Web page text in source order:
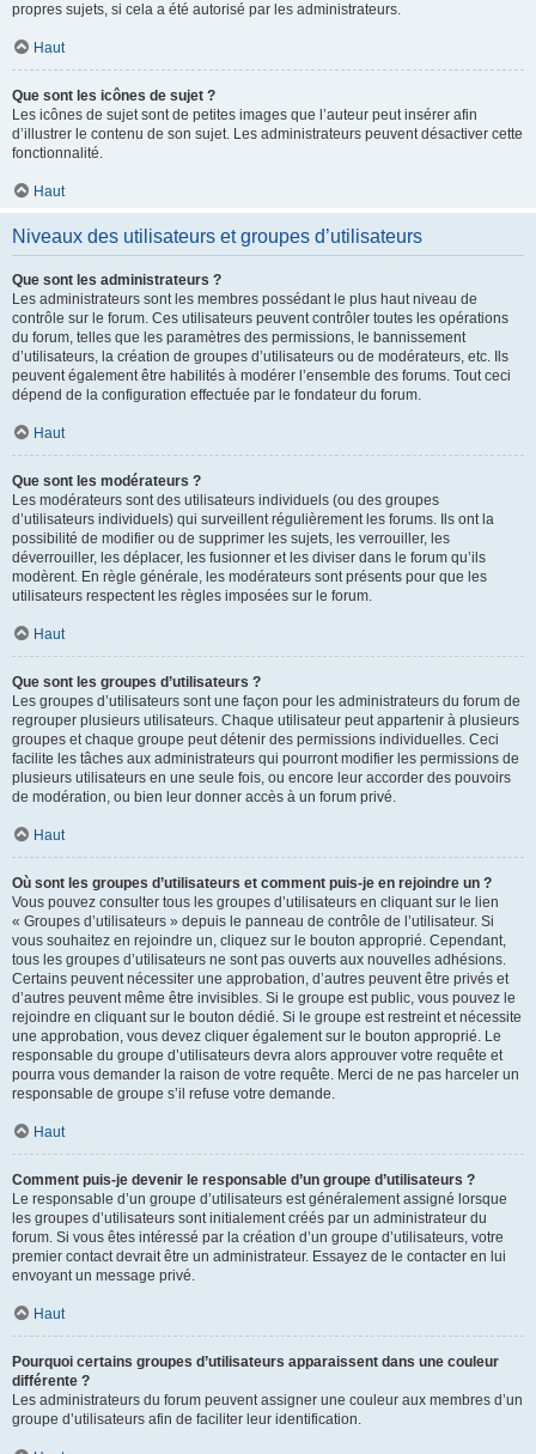
propres sujets, si cela a été autorisé par les administrateurs.
Haut
Que sont les icônes de sujet ?
Les icônes de sujet sont de petites images que l’auteur peut insérer afin
d’illustrer le contenu de son sujet. Les administrateurs peuvent désactiver cette
fonctionnalité.
Haut
Niveaux des utilisateurs et groupes d’utilisateurs
Que sont les administrateurs ?
Les administrateurs sont les membres possédant le plus haut niveau de
contrôle sur le forum. Ces utilisateurs peuvent contrôler toutes les opérations
du forum, telles que les paramètres des permissions, le bannissement
d’utilisateurs, la création de groupes d’utilisateurs ou de modérateurs, etc. Ils
peuvent également être habilités à modérer l’ensemble des forums. Tout ceci
dépend de la configuration effectuée par le fondateur du forum.
Haut
Que sont les modérateurs ?
Les modérateurs sont des utilisateurs individuels (ou des groupes
d’utilisateurs individuels) qui surveillent régulièrement les forums. Ils ont la
possibilité de modifier ou de supprimer les sujets, les verrouiller, les
déverrouiller, les déplacer, les fusionner et les diviser dans le forum qu’ils
modèrent. En règle générale, les modérateurs sont présents pour que les
utilisateurs respectent les règles imposées sur le forum.
Haut
Que sont les groupes d’utilisateurs ?
Les groupes d’utilisateurs sont une façon pour les administrateurs du forum de
regrouper plusieurs utilisateurs. Chaque utilisateur peut appartenir à plusieurs
groupes et chaque groupe peut détenir des permissions individuelles. Ceci
facilite les tâches aux administrateurs qui pourront modifier les permissions de
plusieurs utilisateurs en une seule fois, ou encore leur accorder des pouvoirs
de modération, ou bien leur donner accès à un forum privé.
Haut
Où sont les groupes d’utilisateurs et comment puis-je en rejoindre un ?
Vous pouvez consulter tous les groupes d’utilisateurs en cliquant sur le lien
« Groupes d’utilisateurs » depuis le panneau de contrôle de l’utilisateur. Si
vous souhaitez en rejoindre un, cliquez sur le bouton approprié. Cependant,
tous les groupes d’utilisateurs ne sont pas ouverts aux nouvelles adhésions.
Certains peuvent nécessiter une approbation, d’autres peuvent être privés et
d’autres peuvent même être invisibles. Si le groupe est public, vous pouvez le
rejoindre en cliquant sur le bouton dédié. Si le groupe est restreint et nécessite
une approbation, vous devez cliquer également sur le bouton approprié. Le
responsable du groupe d’utilisateurs devra alors approuver votre requête et
pourra vous demander la raison de votre requête. Merci de ne pas harceler un
responsable de groupe s’il refuse votre demande.
Haut
Comment puis-je devenir le responsable d’un groupe d’utilisateurs ?
Le responsable d’un groupe d’utilisateurs est généralement assigné lorsque
les groupes d’utilisateurs sont initialement créés par un administrateur du
forum. Si vous êtes intéressé par la création d’un groupe d’utilisateurs, votre
premier contact devrait être un administrateur. Essayez de le contacter en lui
envoyant un message privé.
Haut
Pourquoi certains groupes d’utilisateurs apparaissent dans une couleur
différente ?
Les administrateurs du forum peuvent assigner une couleur aux membres d’un
groupe d’utilisateurs afin de faciliter leur identification.